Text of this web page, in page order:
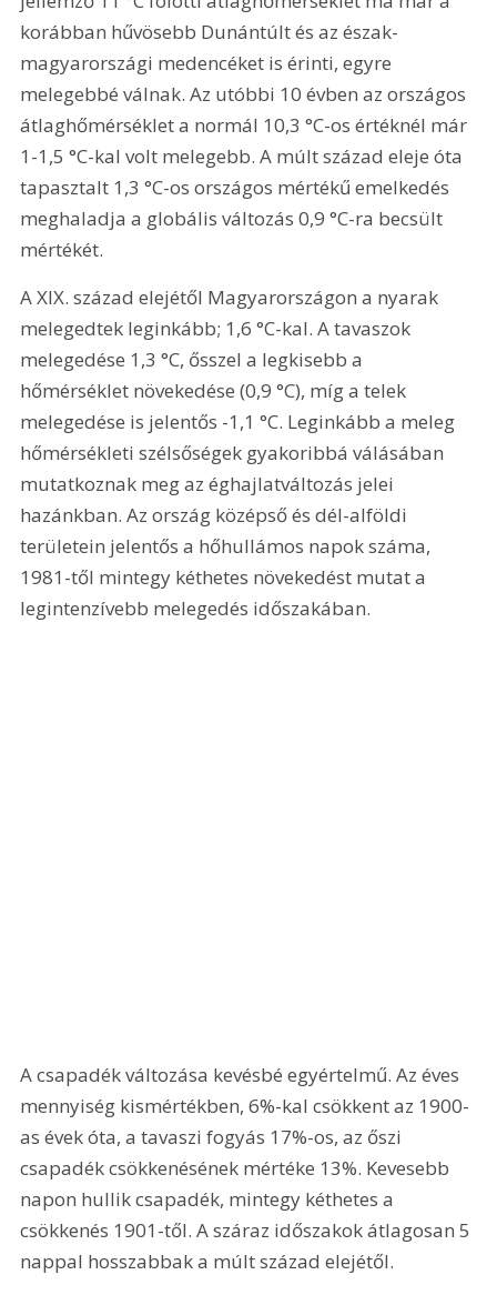
korábban hűvösebb Dunántúlt és az észak-
magyarországi medencéket is érinti, egyre
melegebbé válnak. Az utóbbi 10 évben az országos
átlaghőmérséklet a normál 10,3 °C-os értéknél már
1-1,5 °C-kal volt melegebb. A múlt század eleje óta
tapasztalt 1,3 °C-os országos mértékű emelkedés
meghaladja a globális változás 0,9 °C-ra becsült
mértékét.
A XIX. század elejétől Magyarországon a nyarak
melegedtek leginkább; 1,6 °C-kal. A tavaszok
melegedése 1,3 °C, ősszel a legkisebb a
hőmérséklet növekedése (0,9 °C), míg a telek
melegedése is jelentős -1,1 °C. Leginkább a meleg
hőmérsékleti szélsőségek gyakoribbá válásában
mutatkoznak meg az éghajlatváltozás jelei
hazánkban. Az ország középső és dél-alföldi
területein jelentős a hőhullámos napok száma,
1981-től mintegy kéthetes növekedést mutat a
legintenzívebb melegedés időszakában.
A csapadék változása kevésbé egyértelmű. Az éves
mennyiség kismértékben, 6%-kal csökkent az 1900-
as évek óta, a tavaszi fogyás 17%-os, az őszi
csapadék csökkenésének mértéke 13%. Kevesebb
napon hullik csapadék, mintegy kéthetes a
csökkenés 1901-től. A száraz időszakok átlagosan 5
nappal hosszabbak a múlt század elejétől.